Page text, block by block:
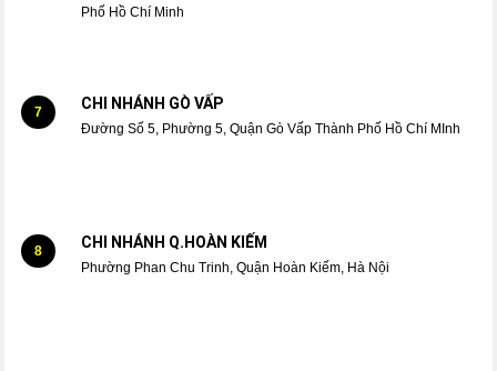
Phố Hồ Chí Minh
7 CHI NHÁNH GÒ VẤP
Đường Số 5, Phường 5, Quận Gò Vấp Thành Phố Hồ Chí MInh
8 CHI NHÁNH Q.HOÀN KIẾM
Phường Phan Chu Trinh, Quận Hoàn Kiếm, Hà Nội